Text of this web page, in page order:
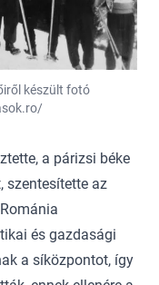
készült fotó
a párizsi béke
szentesítette az
és gazdasági
a síközpontot, így